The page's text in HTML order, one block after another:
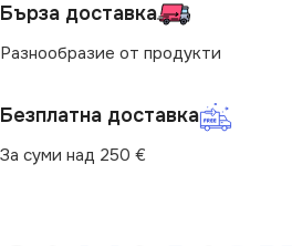
ЗЕЛЕНА
Бърза доставка
Разнообразие от продукти
Безплатна доставка
За суми над 250 €